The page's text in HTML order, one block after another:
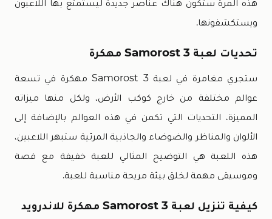
هذه المرة ستكون هناك عناصر جديدة ليستمتع بها اللاعبون
ويستكشفونها.
تحديات لعبة Samorost 3 مهكرة
ستجري مغامرة في لعبة Samorost 3 مهكرة في تسعة
عوالم مختلفة من خارج كوكب الأرض، ولكل منها ميزاته
المميزة، التحديات التي تكمن في هذه العوالم بالإضافة إلى
الألوان والمناظر والضوضاء والجاذبية المرئية ستبهر اللاعبين،
هذه اللعبة هي التوضيح المثالي للعبة خفيفة مع قصة
وموسيقى مهمة لخلق بيئة مريحة مناسبة للعبة.
كيفية تنزيل لعبة Samorost 3 مهكرة للاندرويد